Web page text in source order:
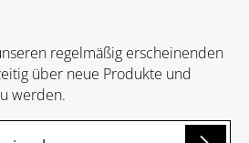
regelmäßig erscheinenden
über neue Produkte und
werden.